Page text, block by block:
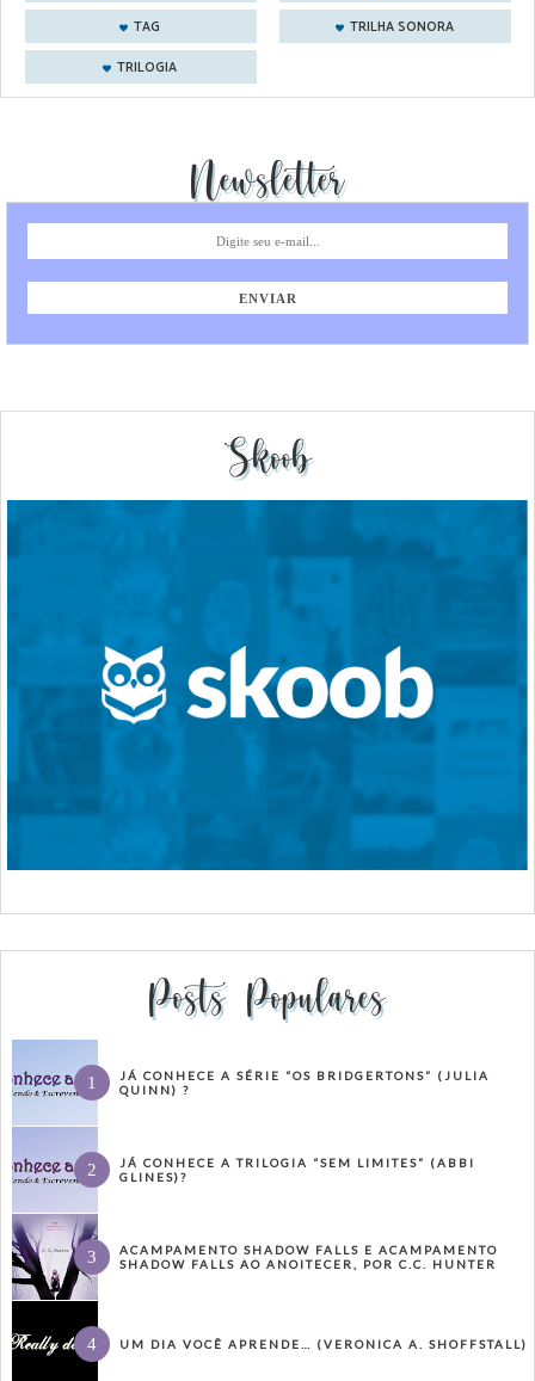
TAG
TRILHA SONORA
TRILOGIA
Newsletter
Skoob
Posts Populares
JÁ CONHECE A SÉRIE “OS BRIDGERTONS” (JULIA
QUINN) ?
JÁ CONHECE A TRILOGIA “SEM LIMITES” (ABBI
GLINES)?
ACAMPAMENTO SHADOW FALLS E ACAMPAMENTO
SHADOW FALLS AO ANOITECER, POR C.C. HUNTER
UM DIA VOCÊ APRENDE… (VERONICA A. SHOFFSTALL)